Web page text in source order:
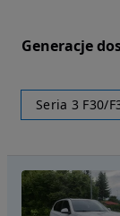
Generacje
Seria 3 F30/